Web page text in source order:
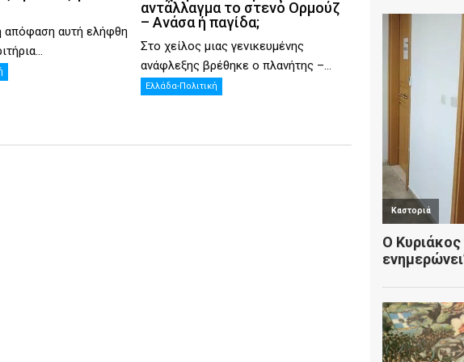
απόφαση αυτή ελήφθη
αντάλλαγμα το στενό Ορμούζ
– Ανάσα ή παγίδα;
Στο χείλος μιας γενικευμένης
ανάφλεξης βρέθηκε ο πλανήτης –...
Ελλάδα-Πολιτική